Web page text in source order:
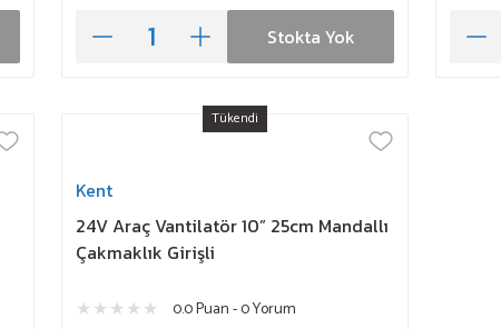
Stokta Yok
Tükendi
Kent
24V Araç Vantilatör 10” 25cm Mandallı
Çakmaklık Girişli
0.0 Puan - 0 Yorum